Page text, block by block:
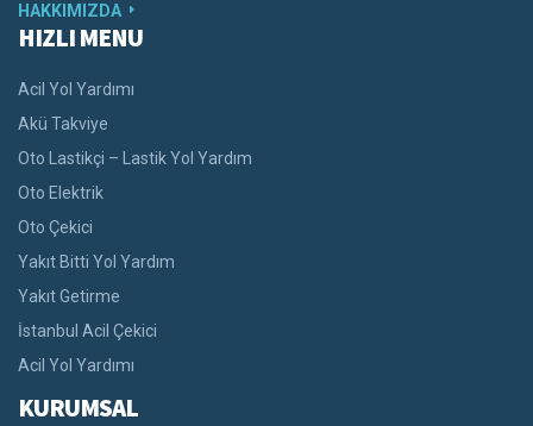
HAKKIMIZDA
HIZLI MENU
Acil Yol Yardımı
Akü Takviye
Oto Lastikçi – Lastik Yol Yardım
Oto Elektrik
Oto Çekici
Yakıt Bitti Yol Yardım
Yakıt Getirme
İstanbul Acil Çekici
Acil Yol Yardımı
KURUMSAL